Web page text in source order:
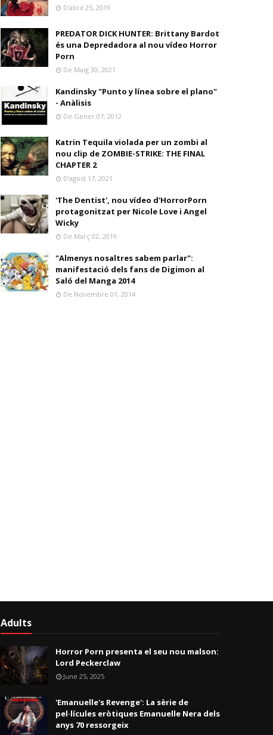
D’abril 25, 2019
PREDATOR DICK HUNTER: Brittany Bardot
és una Depredadora al nou vídeo Horror
Porn
De Maig 30, 2021
Kandinsky "Punto y línea sobre el plano"
- Anàlisis
De Gener 07, 2012
Katrin Tequila violada per un zombi al
nou clip de ZOMBIE-STRIKE: THE FINAL
CHAPTER 2
D’agost 17, 2021
'The Dentist', nou vídeo d'HorrorPorn
protagonitzat per Nicole Love i Angel
Wicky
De Març 02, 2019
"Almenys nosaltres sabem parlar":
manifestació dels fans de Digimon al
Saló del Manga 2014
De Novembre 01, 2014
Adults
Horror Porn presenta el seu nou malson:
Lord Peckerclaw
June 25, 2025
'Emanuelle's Revenge': La sèrie de
pel·lícules eròtiques Emanuelle Nera dels
anys 70 ressorgeix